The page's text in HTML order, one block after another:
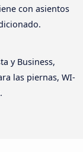
con asientos
y Business,
las piernas, WI-